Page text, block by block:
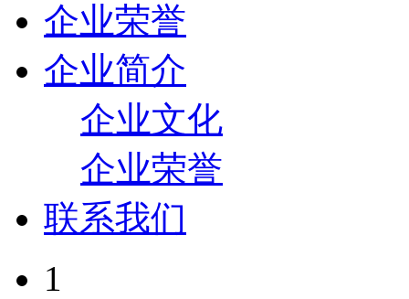
企业荣誉
企业简介
企业文化
企业荣誉
联系我们
1